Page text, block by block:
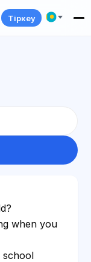
Тіркеу
when you
school